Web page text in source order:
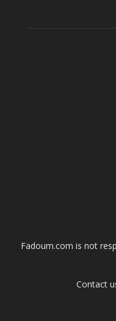
Fadoum.com is not
Contact